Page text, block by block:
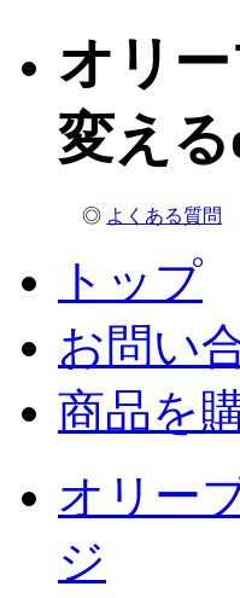
オリ
変え
◎ よくある質問
トップ
お問い
商品を
オリー
ジ